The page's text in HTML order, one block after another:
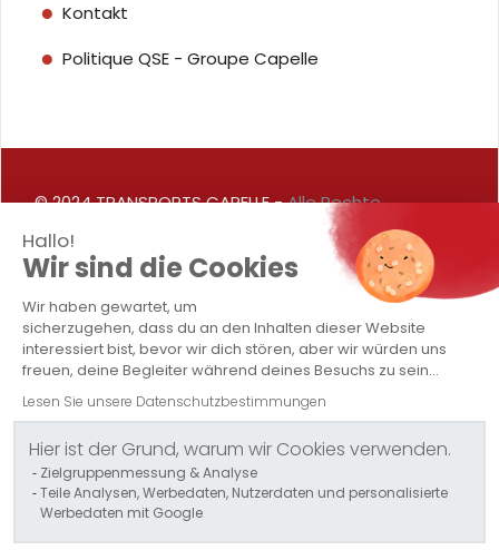
Hallo!
Wir sind die Cookies
Wir haben gewartet, um
sicherzugehen, dass du an den Inhalten dieser Website
interessiert bist, bevor wir dich stören, aber wir würden uns
freuen, deine Begleiter während deines Besuchs zu sein...
Lesen Sie unsere Datenschutzbestimmungen
Hier ist der Grund, warum wir Cookies verwenden.
Zielgruppenmessung & Analyse
Teile Analysen, Werbedaten, Nutzerdaten und personalisierte
Werbedaten mit Google
Kontakt
Politique QSE - Groupe Capelle
© 2024 TRANSPORTS CAPELLE -Alle Rechte
vorbehalten -